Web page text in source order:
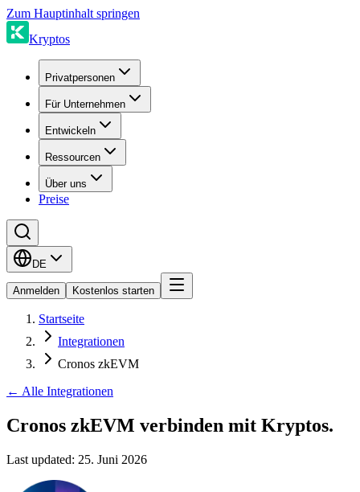
Zum Hauptinhalt springen
Kryptos
Privatpersonen
Für Unternehmen
Entwickeln
Ressourcen
Über uns
Preise
DE
Anmelden Kostenlos starten
Startseite
Integrationen
Cronos zkEVM
← Alle Integrationen
Cronos zkEVM verbinden mit Kryptos.
Last updated: 25. Juni 2026